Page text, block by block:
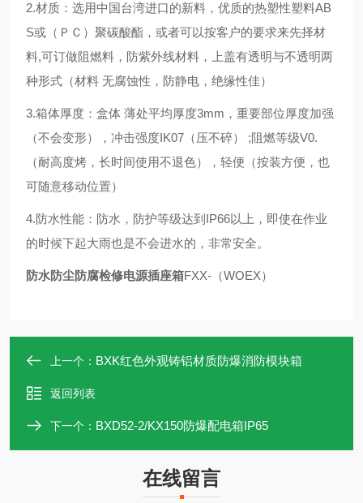
2.材质：选用中国台湾进口的新料，优质的热塑性塑料AB
S或（ＰＣ）聚碳酸酯，或者可以按客户的要求来先择材
料,可订做阻燃料，防紫外线材料，上盖有透明与不透明两
种形式（材料 无腐蚀性，防静电，绝缘性佳）
3.箱体厚度：盒体 薄处平均厚度3mm，重要部位厚度加强
（不会变形），冲击强度IK07（压不碎） ;阻燃等级V0.
（耐高度烤，长时间使用不退色），轻便（按装方便，也
可随意移动位置）
4.防水性能：防水，防护等级达到IP66以上，即使在作业
的时候下起大雨也是不会进水的，非常安全。
防水防尘防腐检修电源插座箱FXX-（WOEX）
上一个： BXK红色外观铸铝材质防爆消防模块箱
返回列表
下一个： BXD52-2/KX150防爆配电箱IP65
在线留言